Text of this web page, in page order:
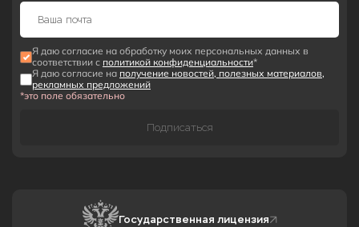
Я даю согласие на обработку моих персональных данных в
соответствии с политикой конфиденциальности*
Я даю согласие на получение новостей, полезных материалов,
рекламных предложений
*это поле обязательно
Подписаться
Государственная лицензия